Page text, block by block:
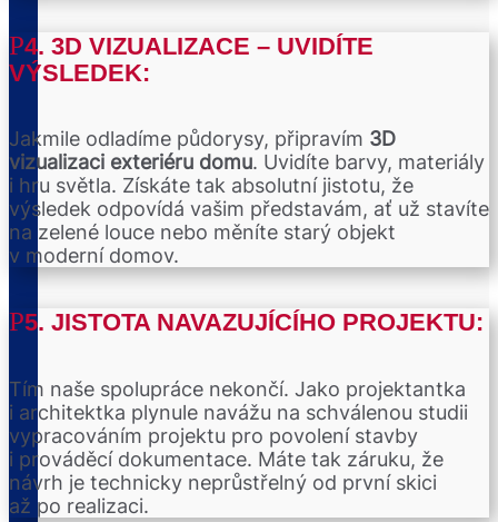
4. 3D VIZUALIZACE – UVIDÍTE
VÝSLEDEK:
Jakmile odladíme půdorysy, připravím 3D
vizualizaci exteriéru domu. Uvidíte barvy, materiály
i hru světla. Získáte tak absolutní jistotu, že
výsledek odpovídá vašim představám, ať už stavíte
na zelené louce nebo měníte starý objekt
v moderní domov.
5. JISTOTA NAVAZUJÍCÍHO PROJEKTU:
Tím naše spolupráce nekončí. Jako projektantka
i architektka plynule navážu na schválenou studii
vypracováním projektu pro povolení stavby
i prováděcí dokumentace. Máte tak záruku, že
návrh je technicky neprůstřelný od první skici
až po realizaci.